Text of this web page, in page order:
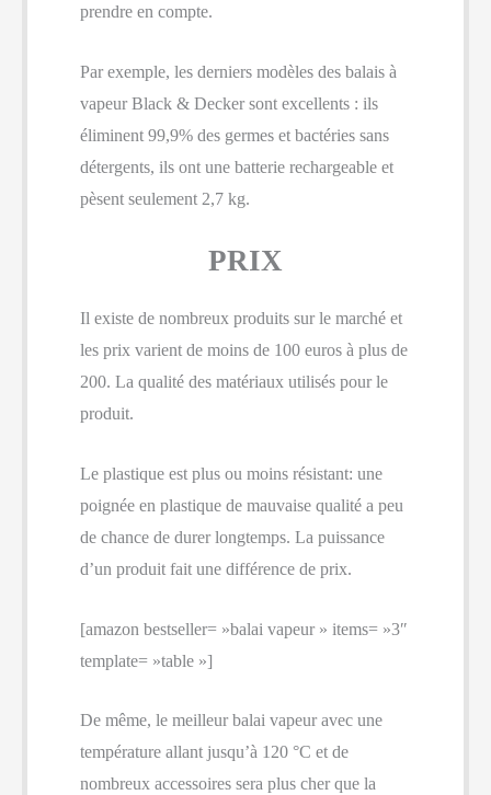
prendre en compte.
Par exemple, les derniers modèles des balais à
vapeur Black & Decker sont excellents : ils
éliminent 99,9% des germes et bactéries sans
détergents, ils ont une batterie rechargeable et
pèsent seulement 2,7 kg.
PRIX
Il existe de nombreux produits sur le marché et
les prix varient de moins de 100 euros à plus de
200. La qualité des matériaux utilisés pour le
produit.
Le plastique est plus ou moins résistant: une
poignée en plastique de mauvaise qualité a peu
de chance de durer longtemps. La puissance
d’un produit fait une différence de prix.
[amazon bestseller= »balai vapeur » items= »3″
template= »table »]
De même, le meilleur balai vapeur avec une
température allant jusqu’à 120 °C et de
nombreux accessoires sera plus cher que la